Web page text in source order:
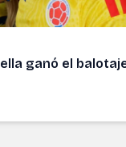
ganó el